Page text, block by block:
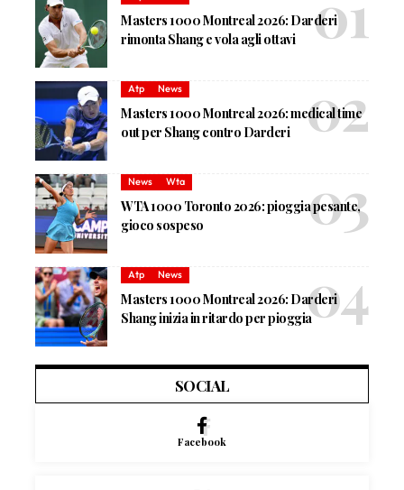
Masters 1000 Montreal 2026: Darderi
rimonta Shang e vola agli ottavi
Atp News
Masters 1000 Montreal 2026: medical time
out per Shang contro Darderi
News Wta
WTA 1000 Toronto 2026: pioggia pesante,
gioco sospeso
Atp News
Masters 1000 Montreal 2026: Darderi
Shang inizia in ritardo per pioggia
SOCIAL
Facebook